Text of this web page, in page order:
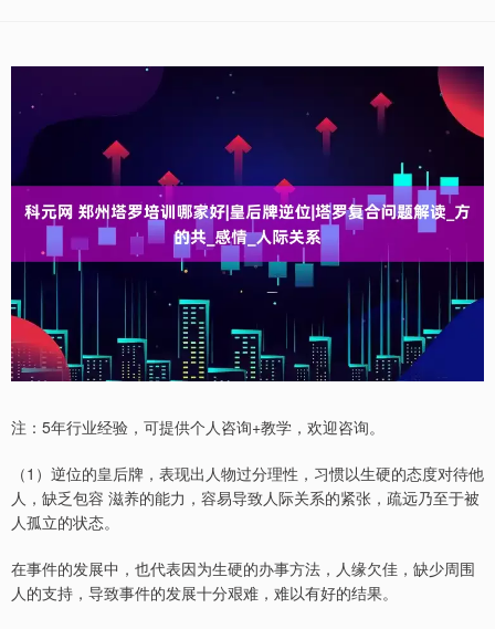
注：5年行业经验，可提供个人咨询+教学，欢迎咨询。
（1）逆位的皇后牌，表现出人物过分理性，习惯以生硬的态度对待他
人，缺乏包容 滋养的能力，容易导致人际关系的紧张，疏远乃至于被
人孤立的状态。
在事件的发展中，也代表因为生硬的办事方法，人缘欠佳，缺少周围
人的支持，导致事件的发展十分艰难，难以有好的结果。